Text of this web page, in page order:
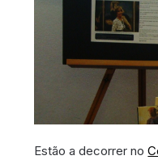
Estão a decorrer no